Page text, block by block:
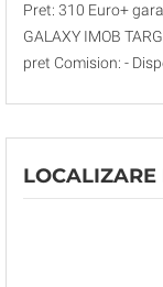
Pret: 310 Euro+
GALAXY IMOB
pret Comision: -
LOCALIZARE